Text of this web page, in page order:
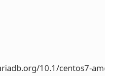
10.1/centos7-